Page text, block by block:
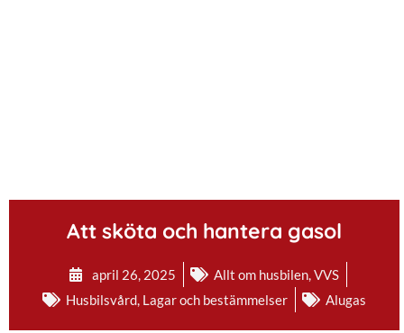
Att sköta och hantera gasol
april 26, 2025 Allt om husbilen,VVS
Husbilsvård, Lagar och bestämmelser Alugas